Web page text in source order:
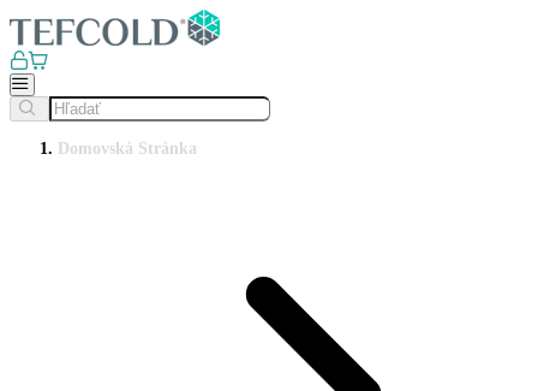
Domovská Stránka